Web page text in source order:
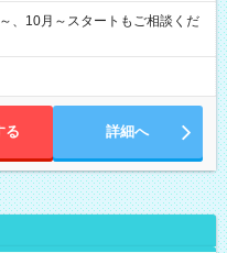
10月～スタートもご相談くだ
る 詳細へ